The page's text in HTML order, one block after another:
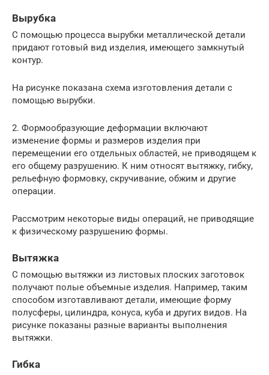
Вырубка
С помощью процесса вырубки металлической детали
придают готовый вид изделия, имеющего замкнутый
контур.
На рисунке показана схема изготовления детали с
помощью вырубки.
2. Формообразующие деформации включают
изменение формы и размеров изделия при
перемещении его отдельных областей, не приводящем к
его общему разрушению. К ним относят вытяжку, гибку,
рельефную формовку, скручивание, обжим и другие
операции.
Рассмотрим некоторые виды операций, не приводящие
к физическому разрушению формы.
Вытяжка
С помощью вытяжки из листовых плоских заготовок
получают полые объемные изделия. Например, таким
способом изготавливают детали, имеющие форму
полусферы, цилиндра, конуса, куба и других видов. На
рисунке показаны разные варианты выполнения
вытяжки.
Гибка